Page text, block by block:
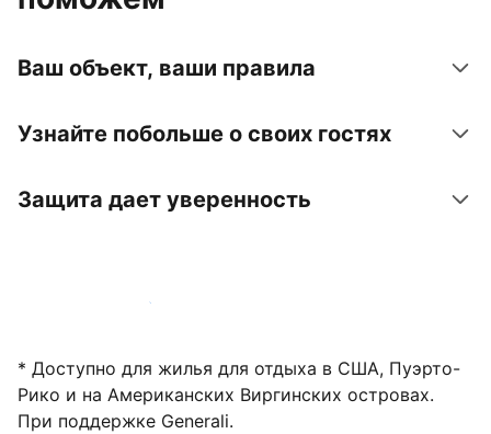
Ваш объект, ваши правила
Узнайте побольше о своих гостях
Защита дает уверенность
Зарегистрировать объект
* Доступно для жилья для отдыха в США, Пуэрто-
Рико и на Американских Виргинских островах.
При поддержке Generali.